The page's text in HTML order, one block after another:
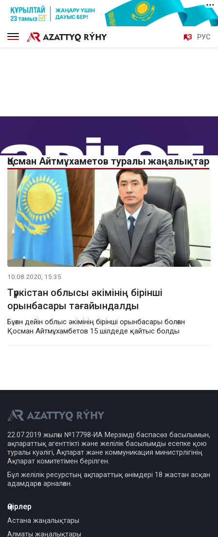
ҚАЗ РУС
Қосман Айтмұхаметов туралы жаңалықтар
10.08.2020, 15:35
Түркістан облысы әкімінің бірінші
орынбасары тағайындалды
Бұған дейін облыс әкімінің бірінші орынбасары болған
Қосман Айтмұхамбетов 15 шілдеде қайтыс болды
22.07.2019 жылғы №17798-ИА Мерзімді баспасөз басылымын,
ақпараттық агенттікті және желілік басылымды есепке қою
туралы куәлігі, Ақпарат және коммуникация министрлігінің
Ақпарат комитетімен берілген.
Бұл желілік ресурстың ақпараттық өнімдері 18 жастан асқан
адамдарға арналған.
Өңірлер
Астана жаңалықтары
Алматы жаңалықтары